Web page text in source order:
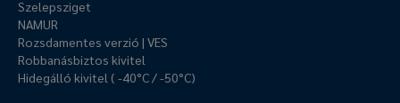
Szelepsziget
NAMUR
Rozsdamentes verzió | VES
Robbanásbiztos kivitel
Hidegálló kivitel ( -40°C / -50°C)